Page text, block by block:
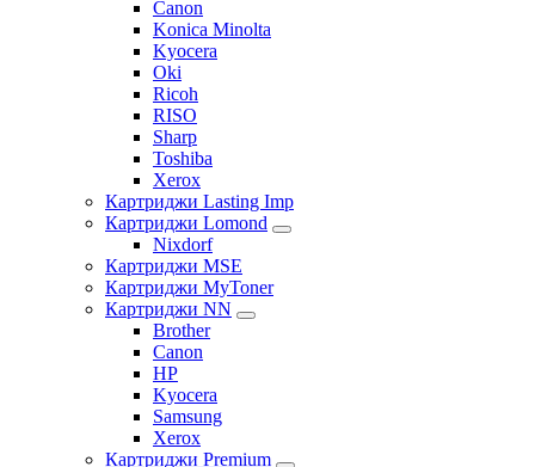
Canon
Konica Minolta
Kyocera
Oki
Ricoh
RISO
Sharp
Toshiba
Xerox
Картриджи Lasting Imp
Картриджи Lomond
Nixdorf
Картриджи MSE
Картриджи MyToner
Картриджи NN
Brother
Canon
HP
Kyocera
Samsung
Xerox
Картриджи Premium